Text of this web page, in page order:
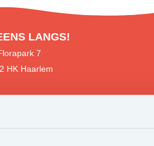
LANGS!
7
HK Haarlem